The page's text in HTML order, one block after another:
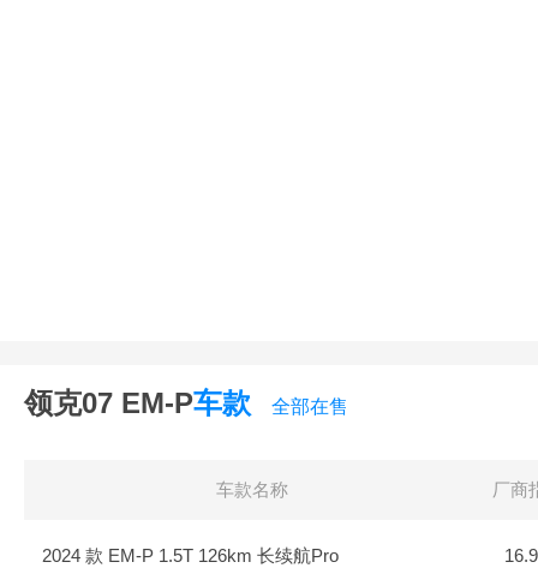
领克07 EM-P车款 全部在售
车款名称 厂商
2024 款 EM-P 1.5T 126km 长续航Pro